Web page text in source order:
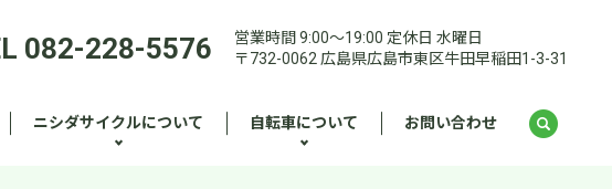
082-228-5576
営業時間 9:00～19:00 定休日 水曜日
〒732-0062 広島県広島市東区牛田早稲田1-3-31
ニシダサイクルについて 自転車について お問い合わせ